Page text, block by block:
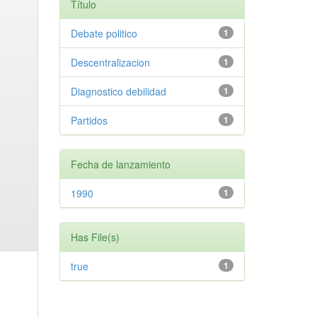
Título
1
Debate politico
1
Descentralizacion
1
Diagnostico debilidad
1
Partidos
Fecha de lanzamiento
1
1990
Has File(s)
1
true